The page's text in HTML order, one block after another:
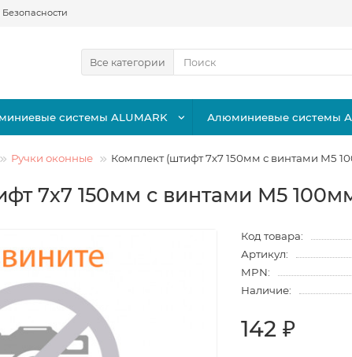
Все категории
системы ALUMARK Алюминиевые системы
Ручки оконные Комплект (штифт 7х7 150мм с винтами М5
7х7 150мм с винтами М5
Код товара:
Артикул:
MPN:
Наличие:
142 ₽